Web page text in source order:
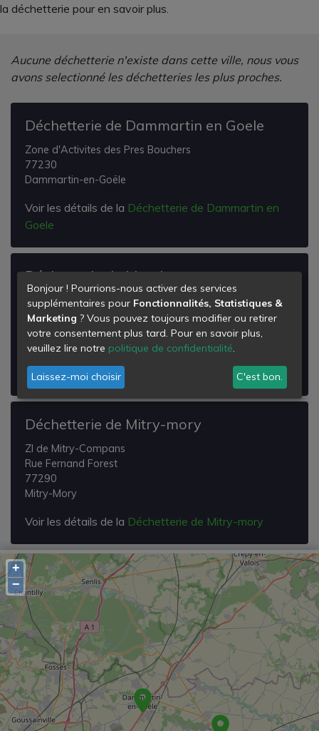
la déchetterie pour en savoir plus.
Aucune déchetterie n'existe dans cette ville, nous vous
avons selectionné les déchetteries les plus proches.
Déchetterie de Dammartin en Goele
Zone d'Activites des Pres Bouchers
77230
Dammartin-en-Goële
Voir les détails de la Déchetterie de Dammartin en
Goele
Déchetterie de Monthyon
Lieu-dit La Croix-Gillet
(face au centre de traitement)
77122
Monthyon
Voir les détails de la Déchetterie de Monthyon
Déchetterie de Mitry-mory
ZI de Mitry-Compans
Rue Fernand Forest
77290
Mitry-Mory
Voir les détails de la Déchetterie de Mitry-mory
+
−
Bonjour ! Pourrions-nous activer des services
supplémentaires pour Fonctionnalités, Statistiques &
Marketing ? Vous pouvez toujours modifier ou retirer
votre consentement plus tard. Pour en savoir plus,
veuillez lire notre politique de confidentialité.
Laissez-moi choisir C'est bon.